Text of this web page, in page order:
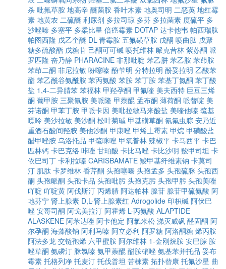
杀 吡氟草胺 地高辛 醚菌胺 香叶木素 地奥司明 二恶英 地红霉
素 地黄农 二硫醚 利尿剂 多拉司琼 多芬 多拉菌素 度硫平 多
沙唑嗪 多塞平 多柔比星 倍癌霉素 DOTAP 达卡他韦 帕西瑞肽
帕图西隆 戊乙奎醚 DL-青霉胺 五氟磺草胺 戊酮 喷曲肽 戊聚
糖多硫酸酯 戊糖苷 己酮可可碱 喷托维林 哌克昔林 紫苏酮 哌
罗匹隆 奋乃静 PHARACINE 非那吡啶 苯乙肼 苯乙胺 苯茚胺
苯茚二酮 非尼拉敏 吩噻嗪 酚苄明 分特拉明 酚妥拉明 乙酸苯
酯 苯乙酰谷氨酰胺 苯丙氨酸 苯胺 苯丁胺 苯基丁氮酮 苯丁酸
盐 1,4-二异腈苯 苯福林 甲羟孕酮 甲氟喹 美夫西特 巨豆三烯
酮 葡甲胺 三聚氰胺 美哌隆 甲萘醌 孟布酮 薄荷酮 哌替啶 美
芬诺酮 甲苯丁胺 甲哌卡因 美吡拉敏马来酸盐 美喹他嗪 巯基
嘌呤 美沙拉敏 美沙酮 松叶菊碱 甲基磺草酮 氰氟虫腙 安乃近
重酒石酸间羟胺 美他沙酮 甲康唑 甲烯土霉素 甲烷 甲磺酸盐
醋甲唑胺 乌洛托品 甲巯咪唑 甲氧普林 辣椒平 卡马西平 卡巴
匹林钙 卡巴克络 咔唑 甘珀酸 卡比马唑 卡比沙明 羧甲司坦 卡
依巴司丁 卡利拉嗪 CARISBAMATE 羧甲基纤维素钠 卡莫司
汀 肌肽 卡罗维林 香芹酮 头孢噻嗪 头孢孟多 头孢硫脒 头孢西
酮 头孢哌酮 头孢卡品 头孢吡肟 头孢克肟 头孢甲肟 头孢美唑
吖啶 吖啶黄 阿伐斯汀 丙烯腈 阿达帕林 腺苷 腺苷甲硫氨酸 阿
地芬宁 肾上腺素 D,L-肾上腺素红 Adrogolide 印枳碱 阿伏巴
唑 安哥司酮 阿戈美拉汀 阿霍烯 L-丙氨酸 ALAPTIDE
ALASKENE 阿苯达唑 阿卡他定 阿氯米松 涕灭威砜 醛固酮 阿
尔孕酮 海藻酸钠 阿利马嗪 阿立必利 阿罗糖 阿洛酮糖 烯丙胺
阿法多龙 交链孢烯 六甲蜜胺 阿尔维林 1-金刚烷胺 安巴腙 胺
唑草酮 氨磷汀 脒氯嗪 氨甲萘醌 醋胺硝唑 氨基苯并托品 妥布
霉素 托格列净 托麦汀 托伐普坦 苦楝素 拓扑替康 托氟沙星 曲